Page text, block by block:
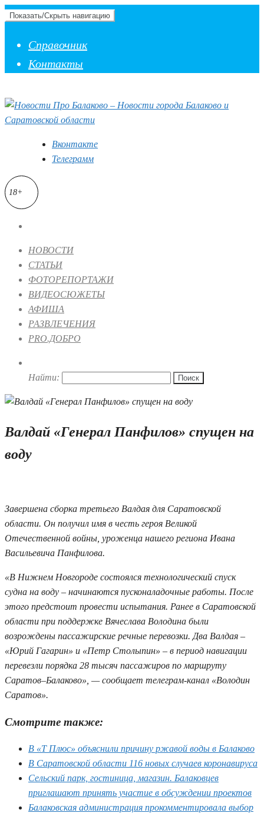
Показать/Скрыть навигацию
Справочник
Контакты
Вконтакте
Телеграмм
18+
НОВОСТИ
СТАТЬИ
ФОТОРЕПОРТАЖИ
ВИДЕОСЮЖЕТЫ
АФИША
РАЗВЛЕЧЕНИЯ
PRO.ДОБРО
Найти:
Валдай «Генерал Панфилов» спущен на
воду
Завершена сборка третьего Валдая для Саратовской
области. Он получил имя в честь героя Великой
Отечественной войны, уроженца нашего региона Ивана
Васильевича Панфилова.
«В Нижнем Новгороде состоялся технологический спуск
судна на воду – начинаются пусконаладочные работы. После
этого предстоит провести испытания. Ранее в Саратовской
области при поддержке Вячеслава Володина были
возрождены пассажирские речные перевозки. Два Валдая –
«Юрий Гагарин» и «Петр Столыпин» – в период навигации
перевезли порядка 28 тысяч пассажиров по маршруту
Саратов–Балаково», — сообщает телеграм-канал «Володин
Саратов».
Смотрите также:
В «Т Плюс» объяснили причину ржавой воды в Балаково
В Саратовской области 116 новых случаев коронавируса
Сельский парк, гостиница, магазин. Балаковцев
приглашают принять участие в обсуждении проектов
Балаковская администрация прокомментировала выбор